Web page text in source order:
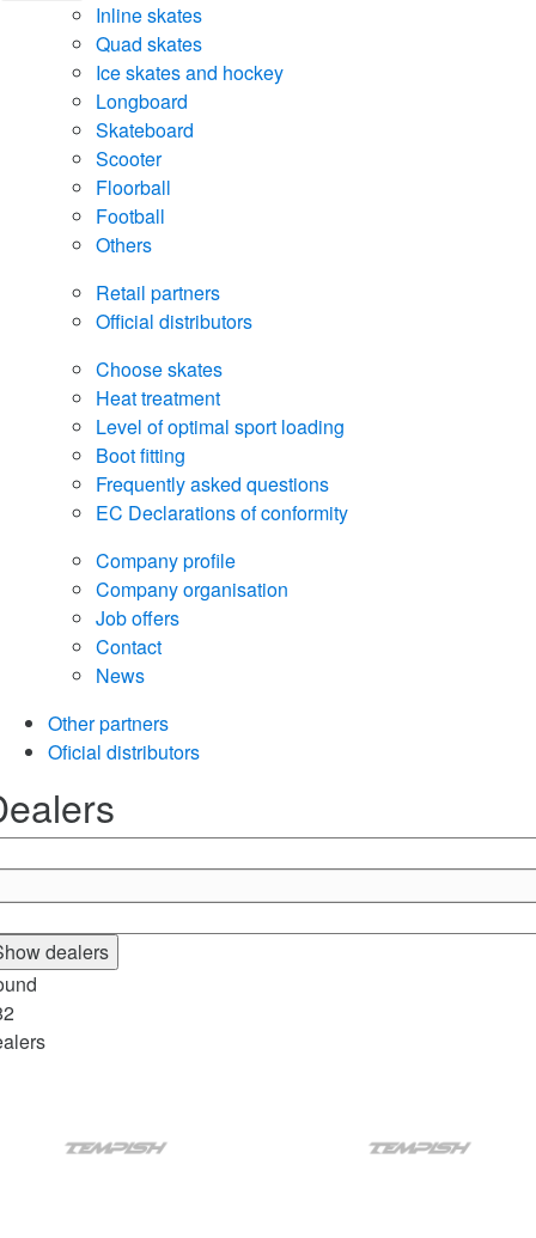
Inline skates
Quad skates
Ice skates and hockey
Longboard
Skateboard
Scooter
Floorball
Football
Others
Retail partners
Official distributors
Choose skates
Heat treatment
Level of optimal sport loading
Boot fitting
Frequently asked questions
EC Declarations of conformity
Company profile
Company organisation
Job offers
Contact
News
Other partners
Oficial distributors
dealers